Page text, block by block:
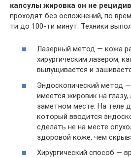
капсулы жировка он не
проходят без осложнений, по
ти до 100-ти минут. Техники
Лазерный метод — кожа
хирургическим лазером,
вылущивается и
Эндоскопический метод
имеется жировик на
заметном месте. На теле
который вводится
сделать не на месте
здоровой коже, чем
Хирургический способ —